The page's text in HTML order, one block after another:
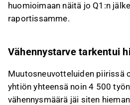
vasta vuoden
Nykyiset ennusteet
EBITA-marginaalin 9,0 %,
ohjeistushaarukan
Tämä sisältö on tekoälyn
liittyvää palautetta Inderesin
huomioimaan näitä jo Q1:n
raportissamme.
Vähennystarve tarkentui
Muutosneuvotteluiden piirissä
yhtiön yhteensä noin 4 500
vähennysmäärä jäi siten